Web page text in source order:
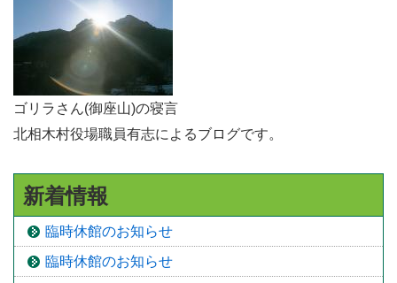
ゴリラさん(御座山)の寝言
北相木村役場職員有志によるブログです。
新着情報
臨時休館のお知らせ
臨時休館のお知らせ